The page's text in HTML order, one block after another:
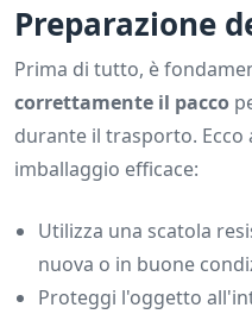
Preparazione
Prima di tutto, è
correttamente il pacco
durante il trasporto. Ecco
imballaggio efficace:
Utilizza una scatola
nuova o in buone
Proteggi l'oggetto